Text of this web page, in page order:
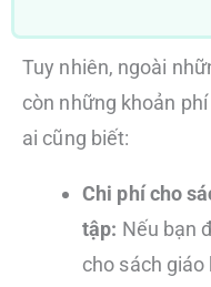
Tuy nhiên, ngoài
còn những khoản
ai cũng biết:
Chi phí cho
tập: Nếu bạn
cho sách